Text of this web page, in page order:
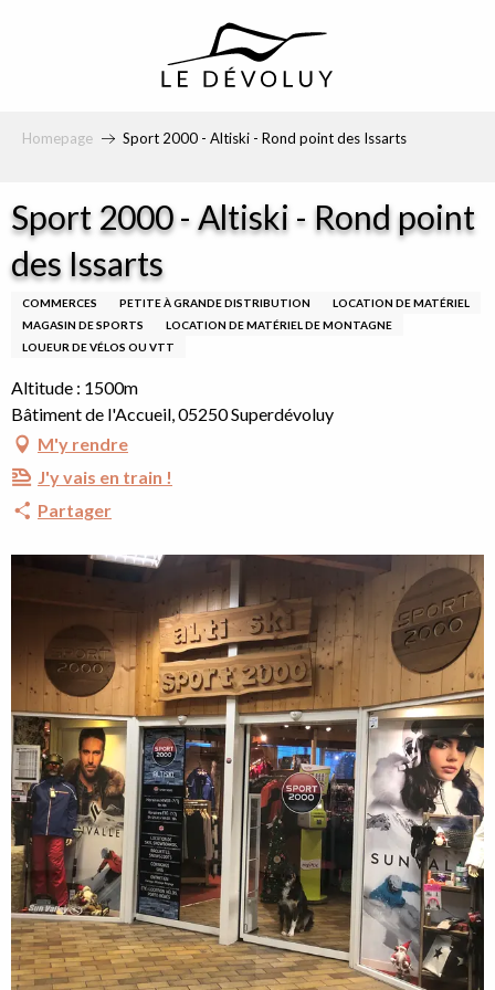
Homepage Sport 2000 - Altiski - Rond point des Issarts
Sport 2000 - Altiski - Rond point
des Issarts
COMMERCES PETITE À GRANDE DISTRIBUTION
LOCATION DE MATÉRIEL
MAGASIN DE SPORTS
LOCATION DE MATÉRIEL DE MONTAGNE
LOUEUR DE VÉLOS OU VTT
Altitude : 1500m
Bâtiment de l'Accueil, 05250 Superdévoluy
M'y rendre
J'y vais en train !
Partager